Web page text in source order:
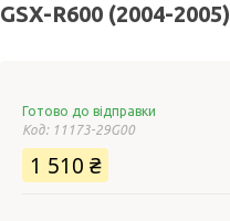
GSX-R600 (2004-2005)
Готово до відправки
Код: 11173-29G00
1 510 ₴